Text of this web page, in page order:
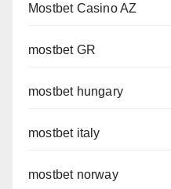
Mostbet Casino AZ
mostbet GR
mostbet hungary
mostbet italy
mostbet norway